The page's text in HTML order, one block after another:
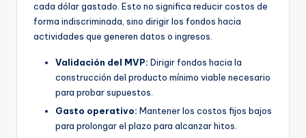
cada dólar gastado. Esto no significa reducir costos de
forma indiscriminada, sino dirigir los fondos hacia
actividades que generen datos o ingresos.
Validación del MVP: Dirigir fondos hacia la
construcción del producto mínimo viable necesario
para probar supuestos.
Gasto operativo: Mantener los costos fijos bajos
para prolongar el plazo para alcanzar hitos.